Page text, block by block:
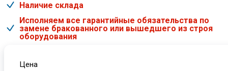
Наличие склада
Исполняем все гарантийные обязательства по
замене бракованного или вышедшего из строя
оборудования
Цена